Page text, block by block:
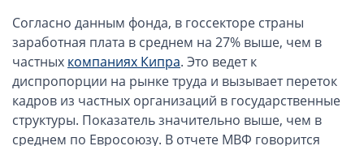
ОАЭ, Дубай (компания и счёт)
ОАЭ, Аджман (компания и счёт)
Оффшоры в Панаме
Оффшоры на Сейшелах
Турция (компания и счёт)
Согласно данным фонда, в госсекторе страны
заработная плата в среднем на 27% выше, чем в
частных компаниях Кипра. Это ведет к
диспропорции на рынке труда и вызывает переток
кадров из частных организаций в государственные
структуры. Показатель значительно выше, чем в
среднем по Евросоюзу. В отчете МВФ говорится